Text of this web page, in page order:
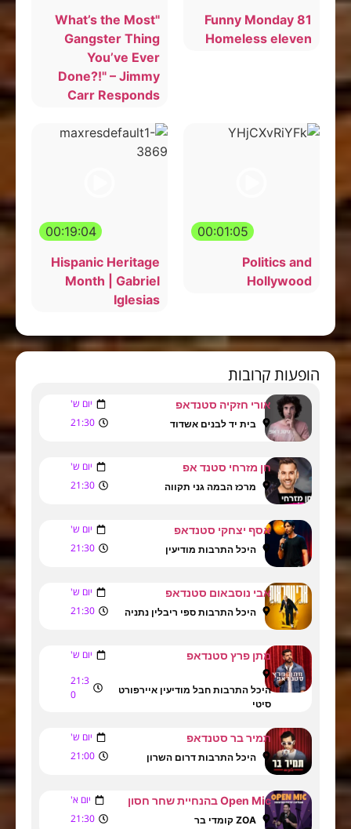
Funny Monday 81
Homeless eleven
"What’s the Most
Gangster Thing
You’ve Ever
Done?!" – Jimmy
Carr Responds
00:01:05
Politics and
Hollywood
00:19:04
Hispanic Heritage
Month | Gabriel
Iglesias
הופעות קרובות
אורי חזקיה סטנדאפ יום ש'
בית יד לבנים אשדוד 21:30
חן מזרחי סטנד אפ יום ש'
מרכז הבמה גני תקווה 21:30
אסף יצחקי סטנדאפ יום ש'
היכל התרבות מודיעין 21:30
אבי נוסבאום סטנדאפ יום ש'
היכל התרבות ספי ריבלין נתניה 21:30
מתן פרץ סטנדאפ יום ש'
היכל התרבות חבל מודיעין איירפורט
סיטי
21:3
0
תמיר בר סטנדאפ יום ש'
היכל התרבות דרום השרון 21:00
Open Mic בהנחיית שחר חסון יום א'
ZOA קומדי בר 21:30